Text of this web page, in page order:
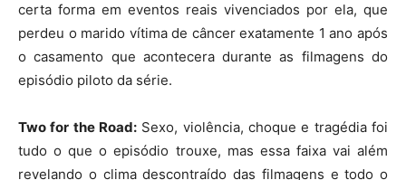
certa forma em eventos reais vivenciados por ela, que
perdeu o marido vítima de câncer exatamente 1 ano após
o casamento que acontecera durante as filmagens do
episódio piloto da série.
Two for the Road: Sexo, violência, choque e tragédia foi
tudo o que o episódio trouxe, mas essa faixa vai além
revelando o clima descontraído das filmagens e todo o